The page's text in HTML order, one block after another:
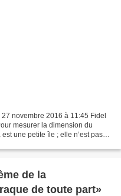
novembre 2016 à 11:45 Fidel
mesurer la dimension du
une petite île ; elle n’est pas
de la
de toute part»